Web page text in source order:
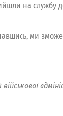
на службу
ми
військової